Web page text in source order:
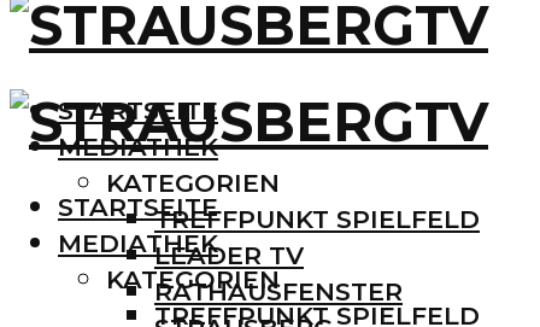
STARTSEITE
MEDIATHEK
KATEGORIEN
TREFFPUNKT SPIELFELD
LEADER TV
RATHAUSFENSTER
STARTSEITE
MEDIATHEK
KATEGORIEN
TREFFPUNKT SPIELFELD